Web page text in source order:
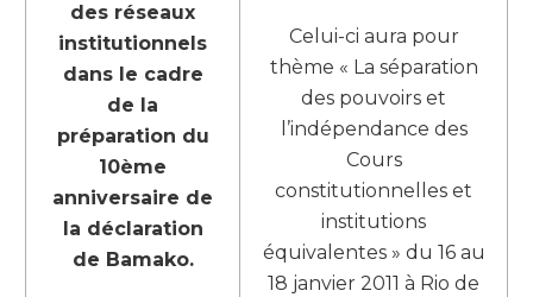
des réseaux
institutionnels
dans le cadre
de la
préparation du
10ème
anniversaire de
la déclaration
de Bamako.
Celui-ci aura pour
thème « La séparation
des pouvoirs et
l’indépendance des
Cours
constitutionnelles et
institutions
équivalentes » du 16 au
18 janvier 2011 à Rio de